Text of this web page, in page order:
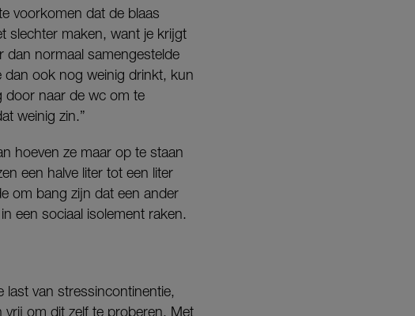
voorkomen dat de blaas
slechter maken, want je krijgt
dan normaal samengestelde
dan ook nog weinig drinkt, kun
door naar de wc om te
weinig zin.”
hoeven ze maar op te staan
een halve liter tot een liter
om bang zijn dat een ander
een sociaal isolement raken.
last van stressincontinentie,
om dit zelf te proberen. Met